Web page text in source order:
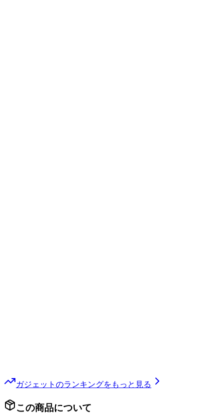
ガジェット のランキングをもっと見る
この商品について